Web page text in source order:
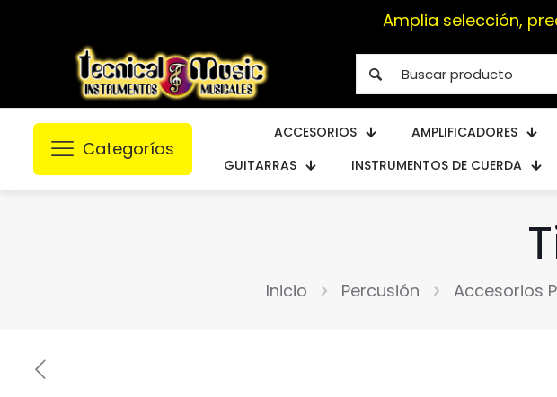
Amplia selección,
Categorías
ACCESORIOS AMPLIFICADORES
GUITARRAS
INSTRUMENTOS DE CUERDA
Inicio Percusión Accesorios